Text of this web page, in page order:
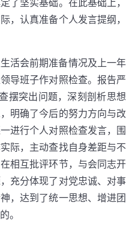
了坚实基础。在此基础上，
，认真准备个人发言提纲，
活会前期准备情况及上一年
导班子作对照检查。报告严
摆突出问题，深刻剖析思想
明确了今后的努力方向与改
进行个人对照检查发言，围
际，主动查找自身差距与不
相互批评环节，与会同志开
充分体现了对党忠诚、对事
，达到了统一思想、增进团
。